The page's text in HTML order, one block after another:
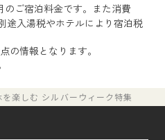
のご宿泊料金です。また消費
途入湯税やホテルにより宿泊税
の情報となります。
楽しむ シルバーウィーク特集